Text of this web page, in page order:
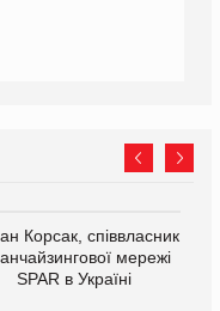
Корсак, співвласник
мережі
SPAR в Україні